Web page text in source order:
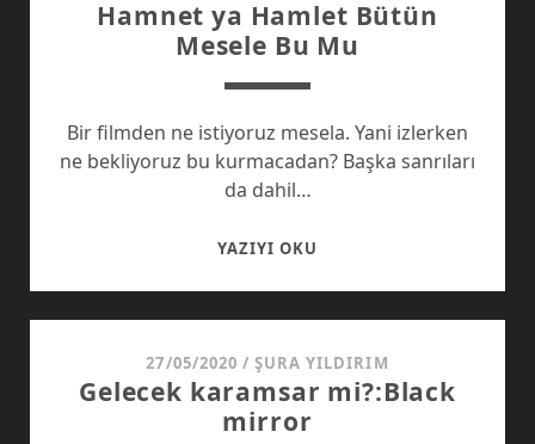
Hamnet ya Hamlet Bütün
Mesele Bu Mu
Bir filmden ne istiyoruz mesela. Yani izlerken
ne bekliyoruz bu kurmacadan? Başka sanrıları
da dahil…
YAZIYI OKU
MESELE
BU
27/05/2020 /ŞURA YILDIRIM
Gelecek karamsar mi?:Black
mirror